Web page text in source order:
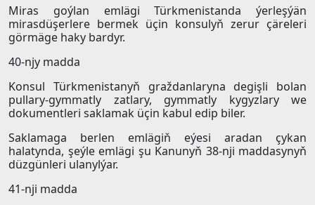
Miras goýlan emlägi Türkmenistanda ýerleşýän
mirasdüşerlere bermek üçin konsulyň zerur çäreleri
görmäge haky bardyr.
40-njy madda
Konsul Türkmenistanyň graždanlaryna degişli bolan
pullary-gymmatly zatlary, gymmatly kygyzlary we
dokumentleri saklamak üçin kabul edip biler.
Saklamaga berlen emlägiň eýesi aradan çykan
halatynda, şeýle emlägi şu Kanunyň 38-nji maddasynyň
düzgünleri ulanylýar.
41-nji madda